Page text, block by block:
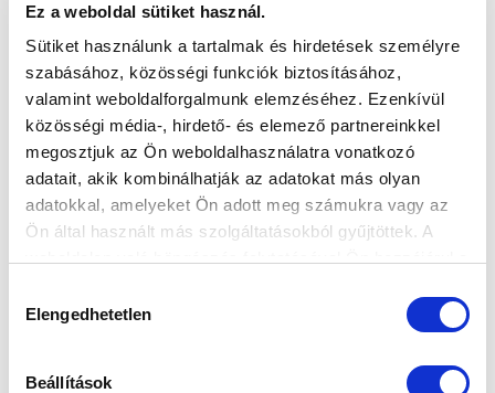
Ez a weboldal sütiket használ.
Sütiket használunk a tartalmak és hirdetések személyre
szabásához, közösségi funkciók biztosításához,
valamint weboldalforgalmunk elemzéséhez. Ezenkívül
közösségi média-, hirdető- és elemező partnereinkkel
megosztjuk az Ön weboldalhasználatra vonatkozó
adatait, akik kombinálhatják az adatokat más olyan
adatokkal, amelyeket Ön adott meg számukra vagy az
Ön által használt más szolgáltatásokból gyűjtöttek. A
kiválasztása
Elengedhetetlen
Beállítások